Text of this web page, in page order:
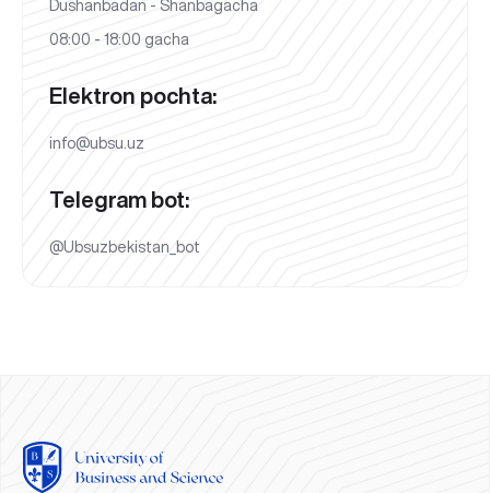
Dushanbadan - Shanbagacha
08:00 - 18:00 gacha
Elektron pochta:
info@ubsu.uz
Telegram bot:
@Ubsuzbekistan_bot